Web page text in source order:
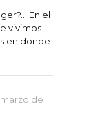
En el
vivimos
en donde
de